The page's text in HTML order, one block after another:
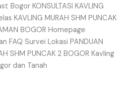
Bogor KONSULTASI KAVLING
KAVLING MURAH SHM PUNCAK
BOGOR Homepage
FAQ Survei Lokasi PANDUAN
SHM PUNCAK 2 BOGOR Kavling
dan Tanah